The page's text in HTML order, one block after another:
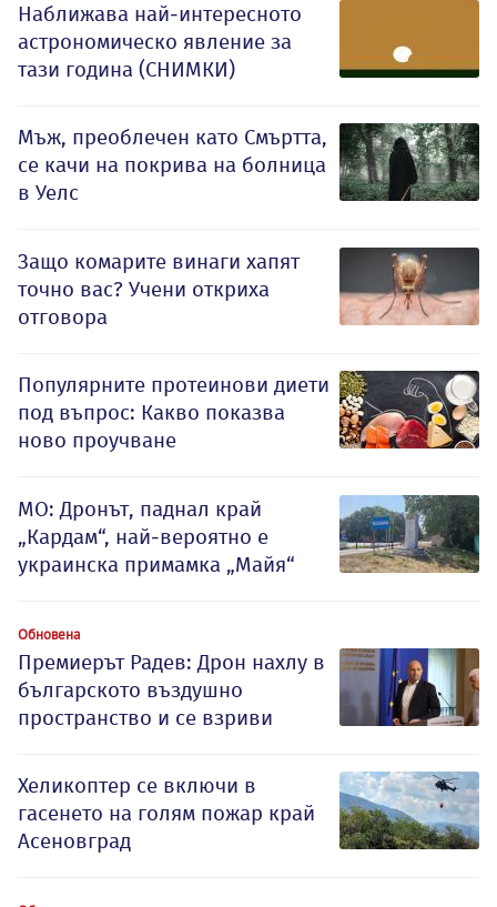
Наближава най-интересното
астрономическо явление за
тази година (СНИМКИ)
Мъж, преоблечен като Смъртта,
се качи на покрива на болница
в Уелс
Защо комарите винаги хапят
точно вас? Учени откриха
отговора
Популярните протеинови диети
под въпрос: Какво показва
ново проучване
МО: Дронът, паднал край
„Кардам“, най-вероятно е
украинска примамка „Майя“
Обновена
Премиерът Радев: Дрон нахлу в
българското въздушно
пространство и се взриви
Хеликоптер се включи в
гасенето на голям пожар край
Асеновград